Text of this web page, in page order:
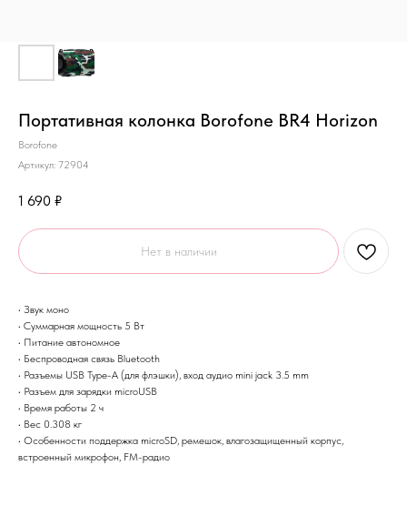
Портативная колонка Borofone BR4 Horizon
Borofone
Артикул: 72904
1 690 ₽
Нет в наличии
• Звук моно
• Суммарная мощность 5 Вт
• Питание автономное
• Беспроводная связь Bluetooth
• Разъемы USB Type-A (для флэшки), вход аудио mini jack 3.5 mm
• Разъем для зарядки microUSB
• Время работы 2 ч
• Вес 0.308 кг
• Особенности поддержка microSD, ремешок, влагозащищенный корпус,
встроенный микрофон, FM-радио